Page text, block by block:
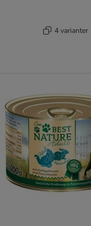
4 varianter